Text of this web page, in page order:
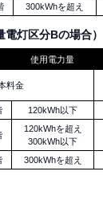
300kWhを超え
電灯区分Bの場合）
使用電力量
料金
120kWh以下
120kWhを超え
300kWh以下
300kWhを超え